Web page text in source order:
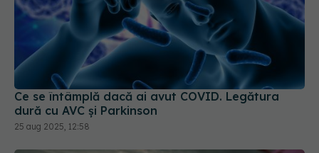
Ce se întâmplă dacă ai avut COVID. Legătura
dură cu AVC și Parkinson
25 aug 2025, 12:58